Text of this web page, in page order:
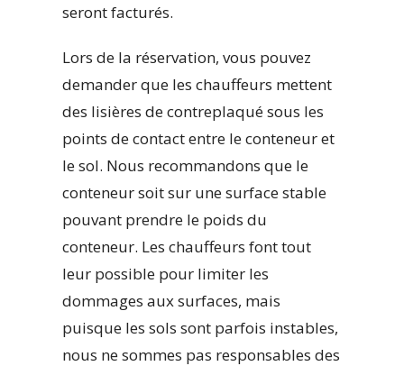
seront facturés.
Lors de la réservation, vous pouvez
demander que les chauffeurs mettent
des lisières de contreplaqué sous les
points de contact entre le conteneur et
le sol. Nous recommandons que le
conteneur soit sur une surface stable
pouvant prendre le poids du
conteneur. Les chauffeurs font tout
leur possible pour limiter les
dommages aux surfaces, mais
puisque les sols sont parfois instables,
nous ne sommes pas responsables des